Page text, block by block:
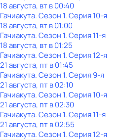
18 августа, вт в 00:40
Гачиакута. Сезон 1. Серия 10-я
18 августа, вт в 01:00
Гачиакута. Сезон 1. Серия 11-я
18 августа, вт в 01:25
Гачиакута. Сезон 1. Серия 12-я
21 августа, пт в 01:45
Гачиакута. Сезон 1. Серия 9-я
21 августа, пт в 02:10
Гачиакута. Сезон 1. Серия 10-я
21 августа, пт в 02:30
Гачиакута. Сезон 1. Серия 11-я
21 августа, пт в 02:55
Гачиакута. Сезон 1. Серия 12-я